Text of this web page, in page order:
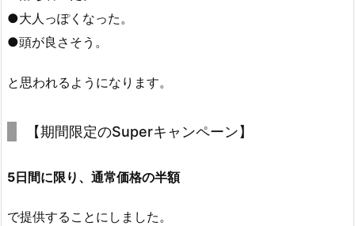
●大人っぽくなった。
●頭が良さそう。
と思われるようになります。
【期間限定のSuperキャンペーン】
5日間に限り、通常価格の半額
で提供することにしました。